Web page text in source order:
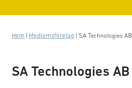
Hem Medlemsföretag SA Technologies AB
SA Technologies AB